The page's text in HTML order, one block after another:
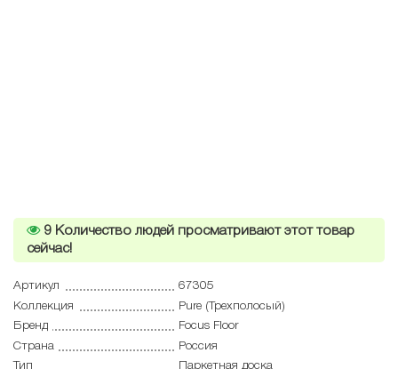
9 Количество людей просматривают этот товар
сейчас!
Артикул
67305
Коллекция
Pure (Трехполосый)
Бренд
Focus Floor
Страна
Россия
Тип
Паркетная доска